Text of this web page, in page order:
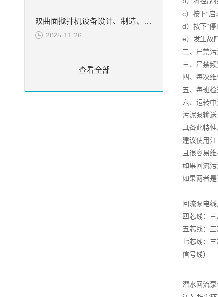
双曲面搅拌机设备设计、制造、检验所遵循的目录
2025-11-26
查看全部
c）按下“
d）按下“
e）发生故
二、严禁
三、严禁
四、每次
五、每班
六、运转
污泥泵输
具备此特性
建议使用
且很容易
如果回流
如果两者
回流泵电
四芯线：
五芯线：
七芯线：
信号线）
潜水回流